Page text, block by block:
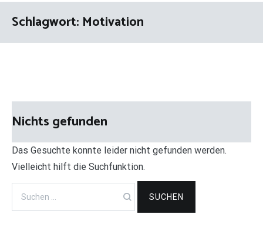
Schlagwort: Motivation
Nichts gefunden
Das Gesuchte konnte leider nicht gefunden werden.
Vielleicht hilft die Suchfunktion.
Suchen
nach: